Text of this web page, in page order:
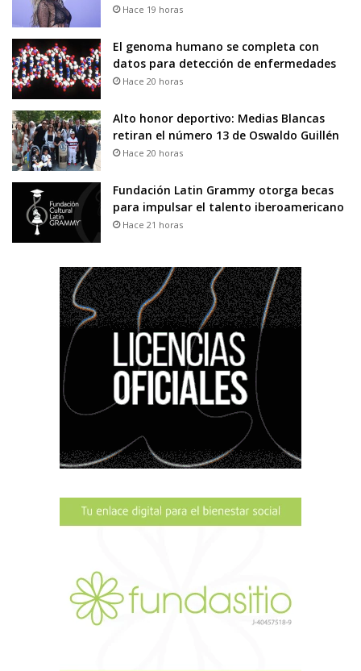
Hace 19 horas
El genoma humano se completa con
datos para detección de enfermedades
Hace 20 horas
Alto honor deportivo: Medias Blancas
retiran el número 13 de Oswaldo Guillén
Hace 20 horas
Fundación Latin Grammy otorga becas
para impulsar el talento iberoamericano
Hace 21 horas